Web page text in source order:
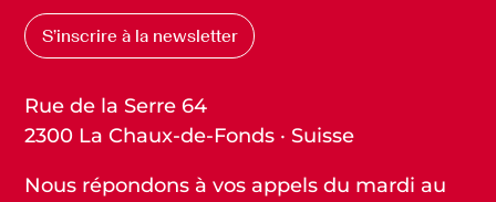
S’inscrire à la newsletter
Rue de la Serre 64
2300 La Chaux-de-Fonds · Suisse
Nous répondons à vos appels du mardi au